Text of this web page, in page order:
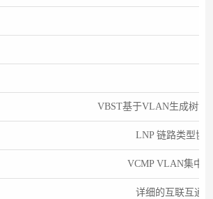
VBST基于VLAN生成树协
LNP 链路类型协
VCMP VLAN集中
详细的互联互通